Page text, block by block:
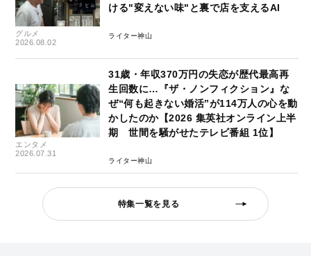
グルメ
2026.08.02
ける"変えない味"と裏で店を支えるAI
ライター神山
エンタメ
2026.07.31
31歳・年収370万円の失恋が歴代最高再
生回数に…『ザ・ノンフィクション』な
ぜ“何も起きない婚活”が114万人の心を動
かしたのか【2026 集英社オンライン上半
期 世間を騒がせたテレビ番組 1位】
ライター神山
特集一覧を見る